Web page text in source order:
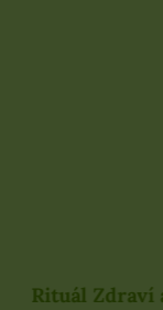
Rituál Zdraví